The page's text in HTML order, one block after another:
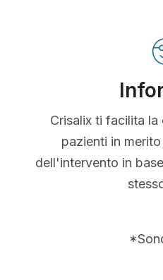
Crisalix ti facilita
pazienti in
dell'intervento in